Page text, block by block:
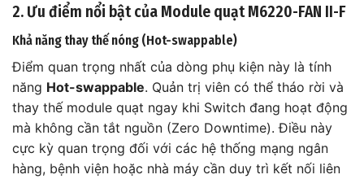
2. Ưu điểm nổi bật của Module quạt M6220-FAN II-F
Khả năng thay thế nóng (Hot-swappable)
Điểm quan trọng nhất của dòng phụ kiện này là tính
năng Hot-swappable. Quản trị viên có thể tháo rời và
thay thế module quạt ngay khi Switch đang hoạt động
mà không cần tắt nguồn (Zero Downtime). Điều này
cực kỳ quan trọng đối với các hệ thống mạng ngân
hàng, bệnh viện hoặc nhà máy cần duy trì kết nối liên